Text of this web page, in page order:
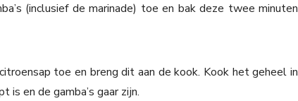
(inclusief de marinade) toe en bak deze twee minuten
toe en breng dit aan de kook. Kook het geheel in
is en de gamba’s gaar zijn.